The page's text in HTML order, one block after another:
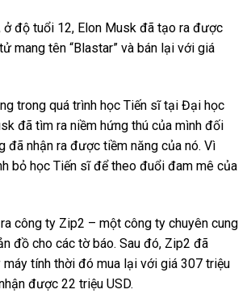
ở độ tuổi 12, Elon Musk đã tạo ra được
mang tên “Blastar” và bán lại với giá
trong quá trình học Tiến sĩ tại Đại học
đã tìm ra niềm hứng thú của mình đối
đã nhận ra được tiềm năng của nó. Vì
bỏ học Tiến sĩ để theo đuổi đam mê của
công ty Zip2 – một công ty chuyên cung
đồ cho các tờ báo. Sau đó, Zip2 đã
tính thời đó mua lại với giá 307 triệu
được 22 triệu USD.